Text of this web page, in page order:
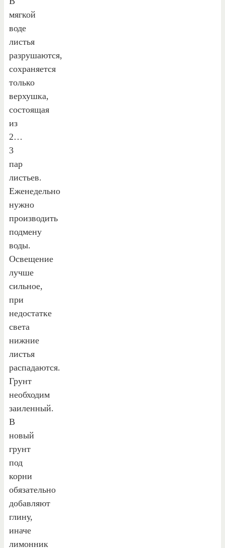
мягкой
воде
листья
разрушаются,
сохраняется
только
верхушка,
состоящая
из
2…
3
пар
листьев.
Еженедельно
нужно
производить
подмену
воды.
Освещение
лучше
сильное,
при
недостатке
света
нижние
листья
распадаются.
Грунт
необходим
заиленный.
В
новый
грунт
под
корни
обязательно
добавляют
глину,
иначе
лимонник